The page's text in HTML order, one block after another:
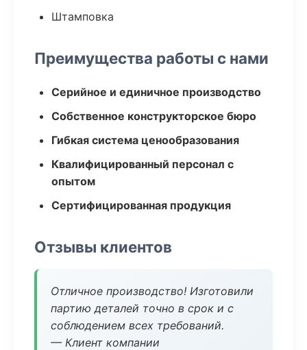
Штамповка
Преимущества работы с нами
Серийное и единичное производство
Собственное конструкторское бюро
Гибкая система ценообразования
Квалифицированный персонал с
опытом
Сертифицированная продукция
Отзывы клиентов
Отличное производство! Изготовили
партию деталей точно в срок и с
соблюдением всех требований.
— Клиент компании